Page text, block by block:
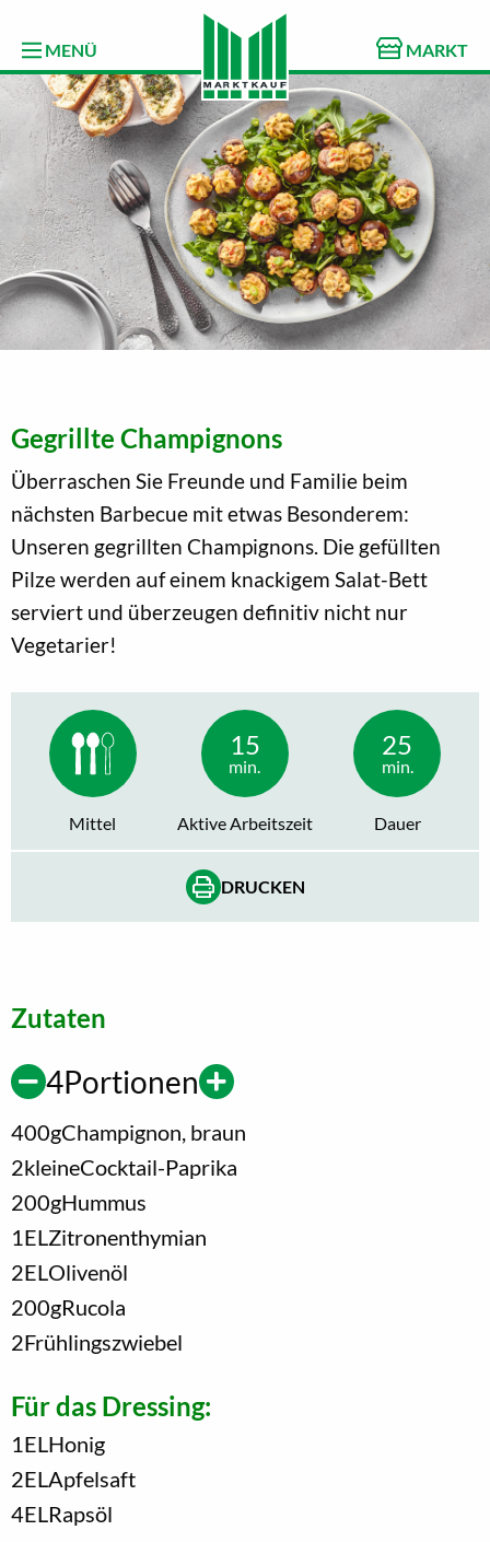
MENÜ MARKT
Gegrillte Champignons
Überraschen Sie Freunde und Familie beim
nächsten Barbecue mit etwas Besonderem:
Unseren gegrillten Champignons. Die gefüllten
Pilze werden auf einem knackigem Salat-Bett
serviert und überzeugen definitiv nicht nur
Vegetarier!
Mittel
15
min.
Aktive Arbeitszeit
25
min.
Dauer
DRUCKEN
Zutaten
4Portionen
400gChampignon, braun
2kleineCocktail-Paprika
200gHummus
1 EL Zitronenthymian
2EL Olivenöl
200gRucola
2Frühlingszwiebel
Für das Dressing:
1 EL Honig
2EL Apfelsaft
4EL Rapsöl